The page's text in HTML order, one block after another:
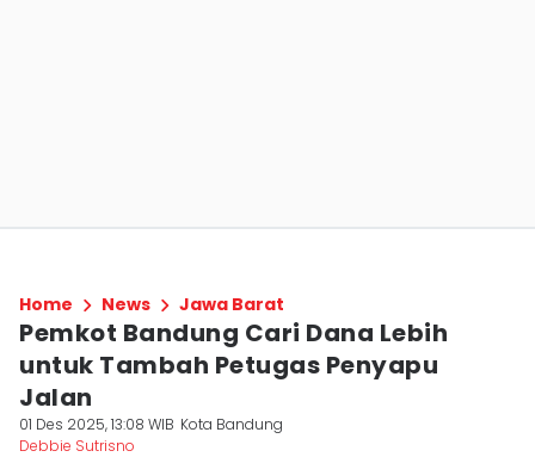
Home News Jawa Barat
Pemkot Bandung Cari Dana Lebih
untuk Tambah Petugas Penyapu
Jalan
01 Des 2025, 13:08 WIB Kota Bandung
Debbie Sutrisno